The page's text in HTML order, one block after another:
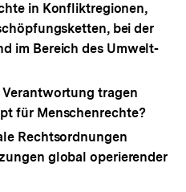
in Konfliktregionen,
bei der
im Bereich des Umwelt-
tragen
für Menschenrechte?
Rechtsordnungen
global operierender